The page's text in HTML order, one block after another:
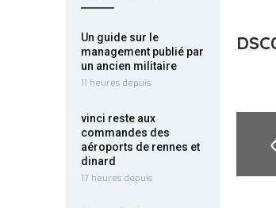
Un guide sur le
management publié par
un ancien militaire
11 heures depuis
vinci reste aux
commandes des
aéroports de rennes et
dinard
17 heures depuis